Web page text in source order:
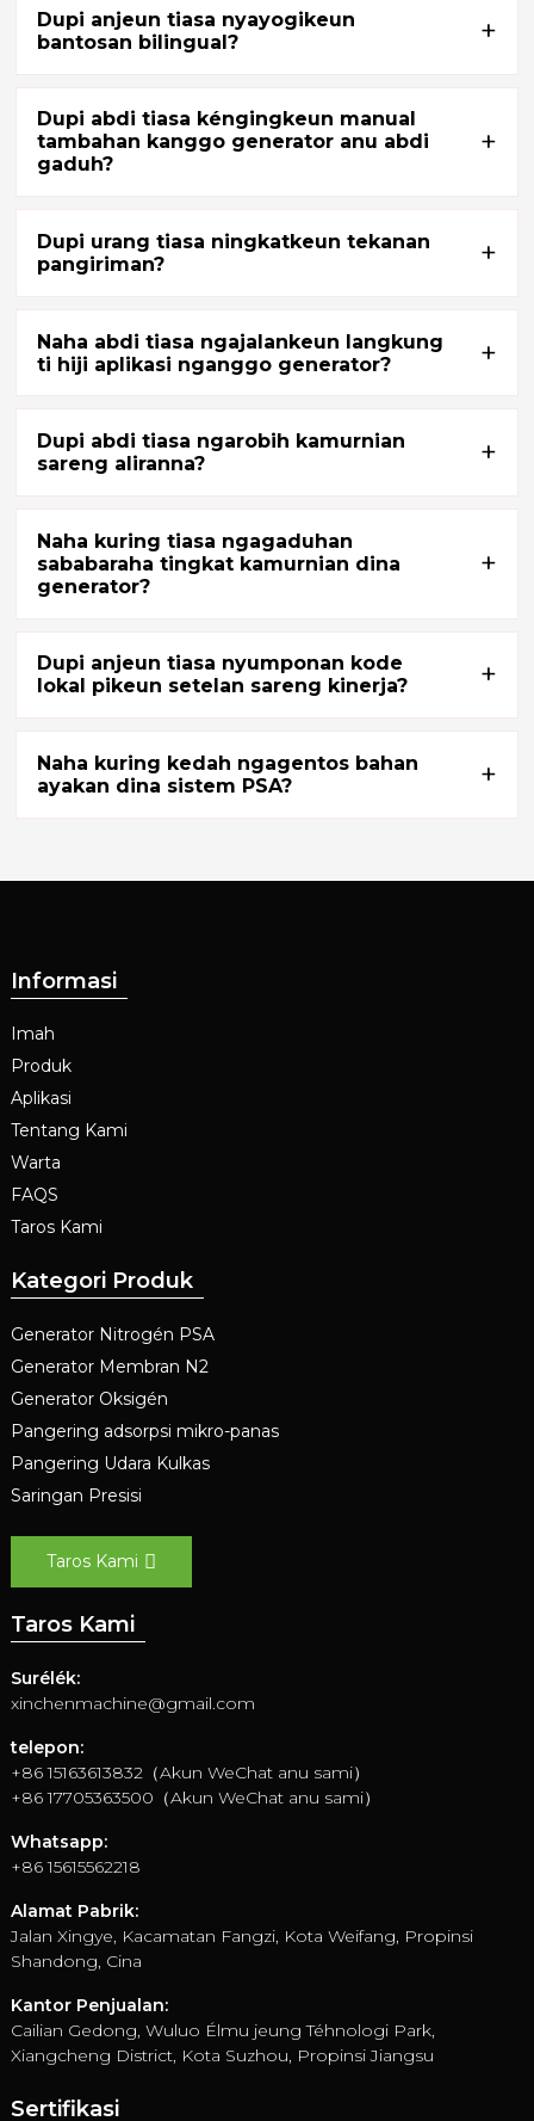
Dupi anjeun tiasa nyayogikeun
bantosan bilingual?
+
Dupi abdi tiasa kéngingkeun manual
tambahan kanggo generator anu abdi
gaduh?
+
Dupi urang tiasa ningkatkeun tekanan
pangiriman?
+
Naha abdi tiasa ngajalankeun langkung
ti hiji aplikasi nganggo generator?
+
Dupi abdi tiasa ngarobih kamurnian
sareng aliranna?
+
Naha kuring tiasa ngagaduhan
sababaraha tingkat kamurnian dina
generator?
+
Dupi anjeun tiasa nyumponan kode
lokal pikeun setelan sareng kinerja?
+
Naha kuring kedah ngagentos bahan
ayakan dina sistem PSA?
+
Informasi
Imah
Produk
Aplikasi
Tentang Kami
Warta
FAQS
Taros Kami
Kategori Produk
Generator Nitrogén PSA
Generator Membran N2
Generator Oksigén
Pangering adsorpsi mikro-panas
Pangering Udara Kulkas
Saringan Presisi
Taros Kami
Taros Kami
Surélék:
xinchenmachine@gmail.com
telepon:
+86 15163613832（Akun WeChat anu sami）
+86 17705363500（Akun WeChat anu sami）
Whatsapp:
+86 15615562218
Alamat Pabrik:
Jalan Xingye, Kacamatan Fangzi, Kota Weifang, Propinsi
Shandong, Cina
Kantor Penjualan:
Cailian Gedong, Wuluo Élmu jeung Téhnologi Park,
Xiangcheng District, Kota Suzhou, Propinsi Jiangsu
Sertifikasi